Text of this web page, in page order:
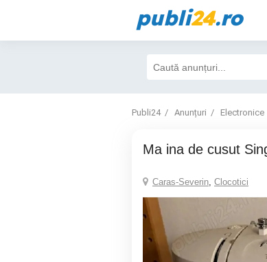
publi24.ro
Publi24 Anunțuri Electronice
Ma ina de cusut
Caras-Severin, Clocotici